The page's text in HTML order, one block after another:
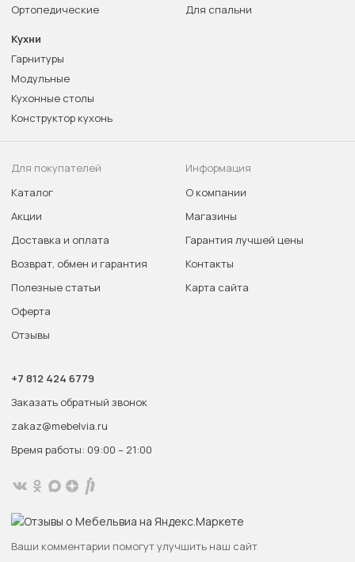
Ортопедические
Для спальни
Кухни
Гарнитуры
Модульные
Кухонные столы
Конструктор кухонь
Для покупателей
Каталог
Акции
Доставка и оплата
Возврат, обмен и гарантия
Полезные статьи
Оферта
Отзывы
Информация
О компании
Магазины
Гарантия лучшей цены
Контакты
Карта сайта
+7 812 424 6779
Заказать обратный звонок
zakaz@mebelvia.ru
Время работы: 09:00 – 21:00
Ваши комментарии помогут улучшить наш сайт